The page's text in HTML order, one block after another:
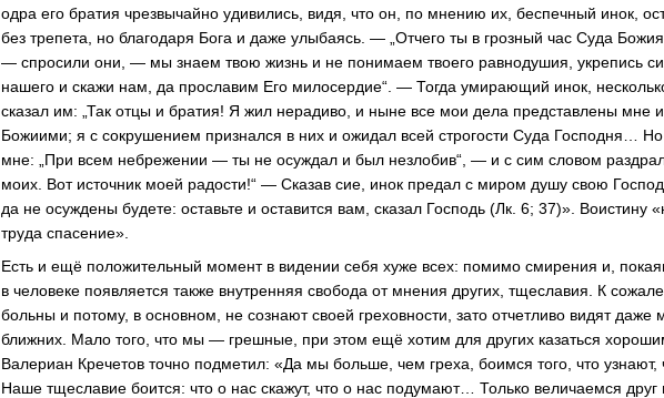
одра его братия чрезвычайно удивились, видя, что он, по мнению их, беспечный инок,
без трепета, но благодаря Бога и даже улыбаясь. — „Отчего ты в грозный час Суда
— спросили они, — мы знаем твою жизнь и не понимаем твоего равнодушия, укрепись
нашего и скажи нам, да прославим Его милосердие“. — Тогда умирающий инок,
сказал им: „Так отцы и братия! Я жил нерадиво, и ныне все мои дела представлены мне
Божиими; я с сокрушением признался в них и ожидал всей строгости Суда Господня… Но
мне: „При всем небрежении — ты не осуждал и был незлобив“, — и с сим словом
моих. Вот источник моей радости!“ — Сказав сие, инок предал с миром душу свою
да не осуждены будете: оставьте и оставится вам, сказал Господь (Лк. 6; 37)». Воистину
труда спасение».
Есть и ещё положительный момент в видении себя хуже всех: помимо смирения и,
в человеке появляется также внутренняя свобода от мнения других, тщеславия. К
больны и потому, в основном, не сознают своей греховности, зато отчетливо видят даже
ближних. Мало того, что мы — грешные, при этом ещё хотим для других казаться
Валериан Кречетов точно подметил: «Да мы больше, чем греха, боимся того, что
Наше тщеславие боится: что о нас скажут, что о нас подумают… Только величаемся